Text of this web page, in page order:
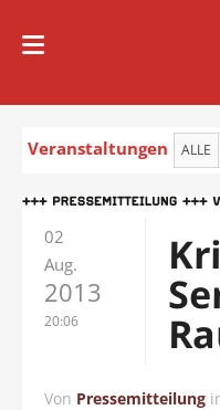
Veranstaltungen ALLE
02
Aug.
2013
20:06
Von Pressemitteilung